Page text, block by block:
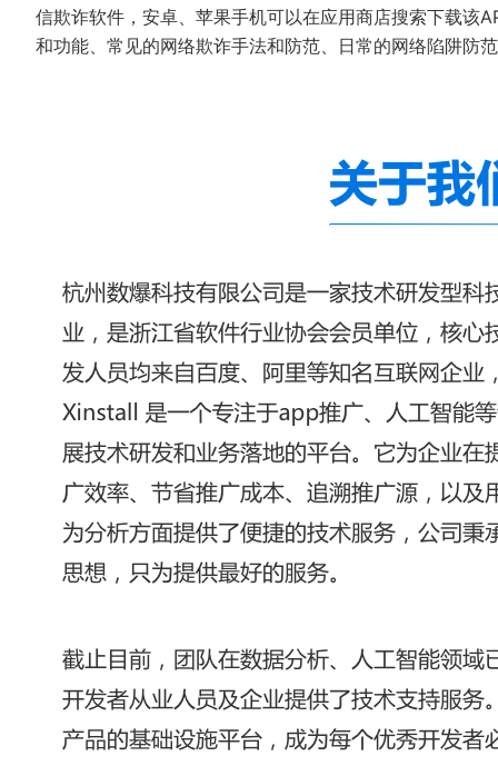
信欺诈软件，安卓、苹果手机可以在应用商店搜索下载该
和功能、常见的网络欺诈手法和防范、日常的网络陷阱防